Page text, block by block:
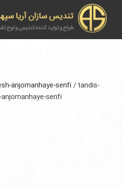
anjomanhaye-senfi/tandis-
senfi